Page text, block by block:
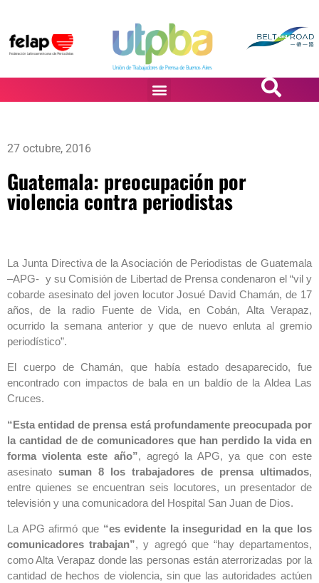
27 octubre, 2016
Guatemala: preocupación por
violencia contra periodistas
La Junta Directiva de la Asociación de Periodistas de Guatemala
–APG- y su Comisión de Libertad de Prensa condenaron el “vil y
cobarde asesinato del joven locutor Josué David Chamán, de 17
años, de la radio Fuente de Vida, en Cobán, Alta Verapaz,
ocurrido la semana anterior y que de nuevo enluta al gremio
periodístico”.
El cuerpo de Chamán, que había estado desaparecido, fue
encontrado con impactos de bala en un baldío de la Aldea Las
Cruces.
“Esta entidad de prensa está profundamente preocupada por
la cantidad de de comunicadores que han perdido la vida en
forma violenta este año”, agregó la APG, ya que con este
asesinato suman 8 los trabajadores de prensa ultimados,
entre quienes se encuentran seis locutores, un presentador de
televisión y una comunicadora del Hospital San Juan de Dios.
La APG afirmó que “es evidente la inseguridad en la que los
comunicadores trabajan”, y agregó que “hay departamentos,
como Alta Verapaz donde las personas están aterrorizadas por la
cantidad de hechos de violencia, sin que las autoridades actúen